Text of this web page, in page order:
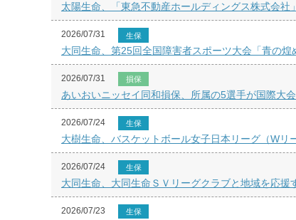
太陽生命、「東急不動産ホールディングス株式会
2026/07/31 生保
大同生命、第25回全国障害者スポーツ大会「青の
2026/07/31 損保
あいおいニッセイ同和損保、所属の5選手が国際大
2026/07/24 生保
大樹生命、バスケットボール女子日本リーグ（W
2026/07/24 生保
大同生命、大同生命ＳＶリーグクラブと地域を応
2026/07/23 生保